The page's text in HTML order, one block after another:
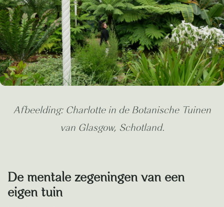
Afbeelding: Charlotte in de Botanische Tuinen
van Glasgow, Schotland.
De mentale zegeningen van een
eigen tuin